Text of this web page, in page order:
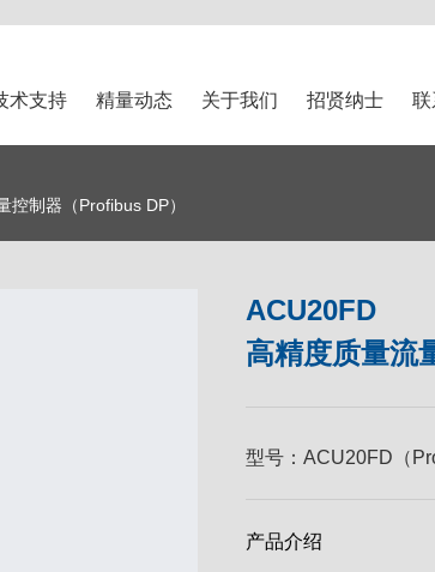
术支持 精量动态 关于我们 招贤纳士 联
控制器（Profibus DP）
ACU20FD
高精度质量流
型号：ACU20FD（
产品介绍